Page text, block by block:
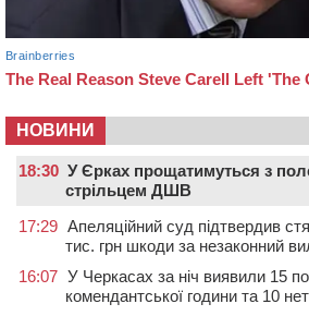
НОВИНИ
18:30 У Єрках прощатимуться з
стрільцем ДШВ
17:29 Апеляційний суд підтвердив
тис. грн шкоди за незаконний
16:07 У Черкасах за ніч виявили 15
комендантської години та 10